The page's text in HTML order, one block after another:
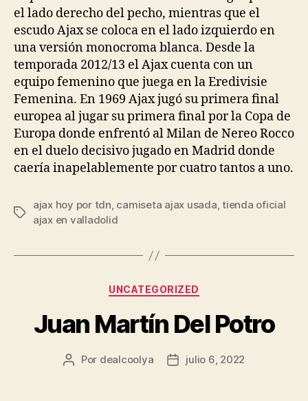
el lado derecho del pecho, mientras que el
escudo Ajax se coloca en el lado izquierdo en
una versión monocroma blanca. Desde la
temporada 2012/13 el Ajax cuenta con un
equipo femenino que juega en la Eredivisie
Femenina. En 1969 Ajax jugó su primera final
europea al jugar su primera final por la Copa de
Europa donde enfrentó al Milan de Nereo Rocco
en el duelo decisivo jugado en Madrid donde
caería inapelablemente por cuatro tantos a uno.
Etiquetas
ajax hoy por tdn, camiseta ajax usada,tienda oficial
ajax en valladolid
Categorías
UNCATEGORIZED
Juan Martín Del Potro
Autor
Por dealcoolya
Fechajulio 6, 2022